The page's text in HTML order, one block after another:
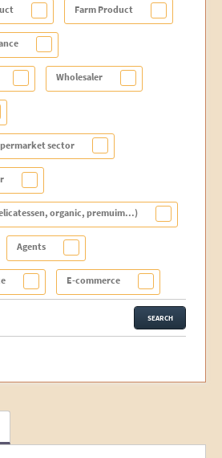
Farm Product
Wholesaler
sector
organic, premuim...)
Agents
E-commerce
SEARCH